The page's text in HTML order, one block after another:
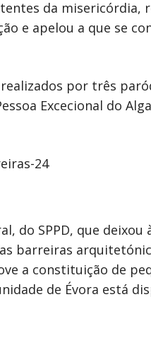
da misericórdia,
e apelou a que se
por três
Excecional do
do SPPD, que deixou
barreiras
a constituição de
de Évora está